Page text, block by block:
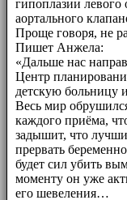
гипоплазии левого
аортального
Проще говоря, не
Пишет Анжела:
«Дальше нас
Центр
детскую больницу
Весь мир
каждого приёма,
задышит, что
прервать
будет сил убить
моменту он уже
его шевеления…